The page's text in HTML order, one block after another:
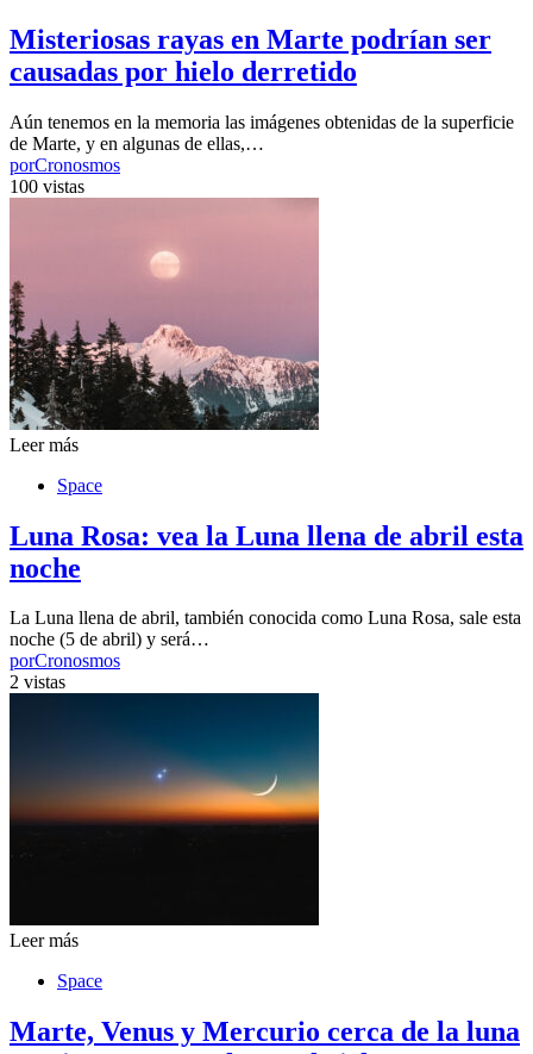
Misteriosas rayas en Marte podrían ser
causadas por hielo derretido
Aún tenemos en la memoria las imágenes obtenidas de la superficie
de Marte, y en algunas de ellas,…
porCronosmos
100 vistas
Leer más
Space
Luna Rosa: vea la Luna llena de abril esta
noche
La Luna llena de abril, también conocida como Luna Rosa, sale esta
noche (5 de abril) y será…
porCronosmos
2 vistas
Leer más
Space
Marte, Venus y Mercurio cerca de la luna